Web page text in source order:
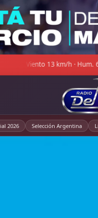
· Venta $1.521,00 ◆
2026 Selección Argentina